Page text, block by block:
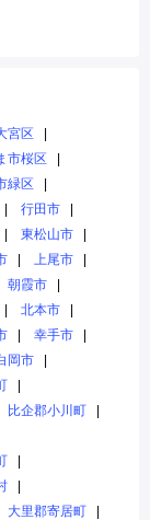
宮区
市桜区
緑区
行田市
東松山市
上尾市
朝霞市
北本市
幸手市
岡市
比企郡小川町
大里郡寄居町